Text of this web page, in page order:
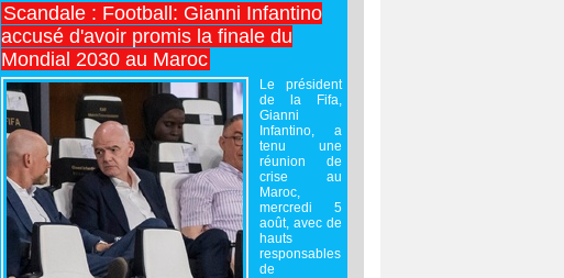
Scandale : Football: Gianni Infantino
accusé d'avoir promis la finale du
Mondial 2030 au Maroc
Le président
de la Fifa,
Gianni
Infantino, a
tenu une
réunion de
crise au
Maroc,
mercredi 5
août, avec de
hauts
responsables
de